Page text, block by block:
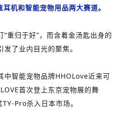
机和智能宠物用品两大赛道。
重归于好”，而含着金汤匙出身的
了业内目光的聚焦。
中智能宠物品牌HHOLove近来可
首次登上东京宠物展的舞
Pro杀入日本市场。